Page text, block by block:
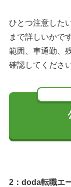
ひとつ注意した
まで詳しいかで
範囲、車通勤、
確認してください
2：doda転職エ